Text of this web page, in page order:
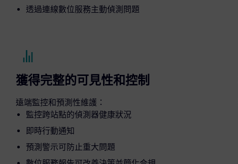
透過連線數位服務主動偵測問題
獲得完整的可見性和控制
遠端監控和預測性維護：
監控跨站點的偵測器健康狀況
即時行動通知
預測警示可防止重大問題